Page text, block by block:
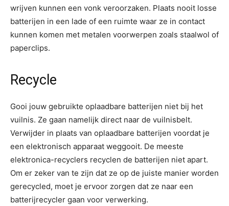
wrijven kunnen een vonk veroorzaken. Plaats nooit losse
batterijen in een lade of een ruimte waar ze in contact
kunnen komen met metalen voorwerpen zoals staalwol of
paperclips.
Recycle
Gooi jouw gebruikte oplaadbare batterijen niet bij het
vuilnis. Ze gaan namelijk direct naar de vuilnisbelt.
Verwijder in plaats van oplaadbare batterijen voordat je
een elektronisch apparaat weggooit. De meeste
elektronica-recyclers recyclen de batterijen niet apart.
Om er zeker van te zijn dat ze op de juiste manier worden
gerecycled, moet je ervoor zorgen dat ze naar een
batterijrecycler gaan voor verwerking.